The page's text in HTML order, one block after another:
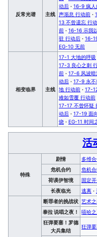
反常光谱 主线
动后 · 16-9 疯人
声渐息 行动前 ·
13 不曾遗忘 行
前 · 16-16 示我
驻 行动后 · 16-
EG-10 无前
相变临界 主线
17-1 大地的呼吸
17-3 良心之刺
前 · 17-6 风波暗
动后 · 17-9 永不
地 行动前 · 17-
难如雪覆 行动前
17-17 不曾怀疑
动后 · 17-19 面
烧 · EG-11 时间
活
特殊
剧情 多维
危机合约
危机
荷谟伊智境
固定
长夜临光
逃离 ·
断罪者的挑战状 艺术
泰拉 说唱之夜！
嘻哈之
狂弹要塞！罗德
大兵集结
狂弹